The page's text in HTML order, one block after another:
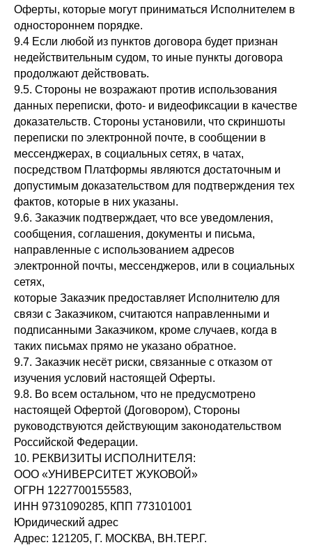
Оферты, которые могут приниматься Исполнителем в
одностороннем порядке.
9.4 Если любой из пунктов договора будет признан
недействительным судом, то иные пункты договора
продолжают действовать.
9.5. Стороны не возражают против использования
данных переписки, фото- и видеофиксации в качестве
доказательств. Стороны установили, что скриншоты
переписки по электронной почте, в сообщении в
мессенджерах, в социальных сетях, в чатах,
посредством Платформы являются достаточным и
допустимым доказательством для подтверждения тех
фактов, которые в них указаны.
9.6. Заказчик подтверждает, что все уведомления,
сообщения, соглашения, документы и письма,
направленные с использованием адресов
электронной почты, мессенджеров, или в социальных
сетях,
которые Заказчик предоставляет Исполнителю для
связи с Заказчиком, считаются направленными и
подписанными Заказчиком, кроме случаев, когда в
таких письмах прямо не указано обратное.
9.7. Заказчик несёт риски, связанные с отказом от
изучения условий настоящей Оферты.
9.8. Во всем остальном, что не предусмотрено
настоящей Офертой (Договором), Стороны
руководствуются действующим законодательством
Российской Федерации.
10. РЕКВИЗИТЫ ИСПОЛНИТЕЛЯ:
ООО «УНИВЕРСИТЕТ ЖУКОВОЙ»
ОГРН 1227700155583,
ИНН 9731090285, КПП 773101001
Юридический адрес
Адрес: 121205, Г. МОСКВА, ВН.ТЕР.Г.